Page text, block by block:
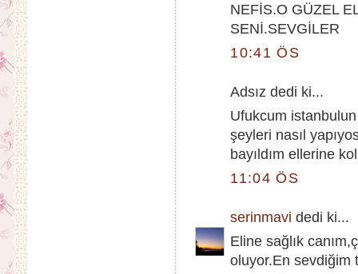
NEFİS.O GÜZEL
SENİ.SEVGİLER
10:41 ÖS
Adsız dedi ki...
Ufukcum
şeyleri nasıl
bayıldım ellerine
11:04 ÖS
serinmavi dedi ki...
Eline sağlık
oluyor.En sevdiğim